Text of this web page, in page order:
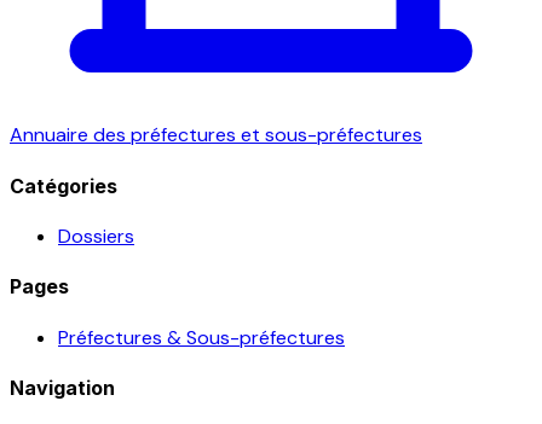
Annuaire des préfectures et sous-préfectures
Catégories
Dossiers
Pages
Préfectures & Sous-préfectures
Navigation